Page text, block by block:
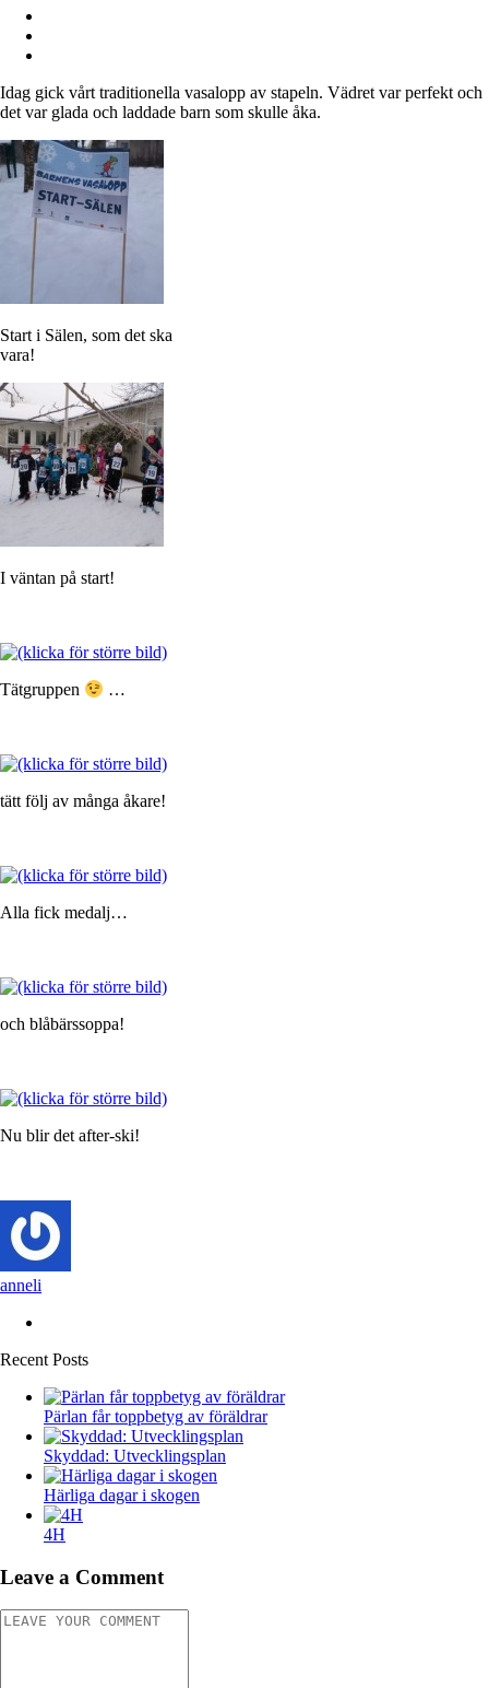
Idag gick vårt traditionella vasalopp av stapeln. Vädret var perfekt och
det var glada och laddade barn som skulle åka.
Start i Sälen, som det ska
vara!
I väntan på start!
Tätgruppen …
tätt följ av många åkare!
Alla fick medalj…
och blåbärssoppa!
Nu blir det after-ski!
anneli
Recent Posts
Pärlan får toppbetyg av föräldrar
Skyddad: Utvecklingsplan
Härliga dagar i skogen
4H
Leave a Comment